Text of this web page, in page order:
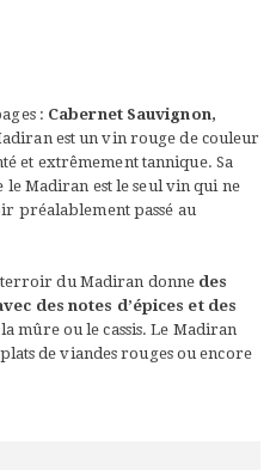
: Cabernet Sauvignon,
est un vin rouge de couleur
et extrêmement tannique. Sa
le Madiran est le seul vin qui ne
préalablement passé au
terroir du Madiran donne des
des notes d’épices et des
mûre ou le cassis. Le Madiran
de viandes rouges ou encore